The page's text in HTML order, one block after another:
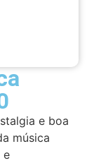
e boa
música
e